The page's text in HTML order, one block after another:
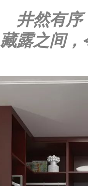
井然有序
藏露之间，